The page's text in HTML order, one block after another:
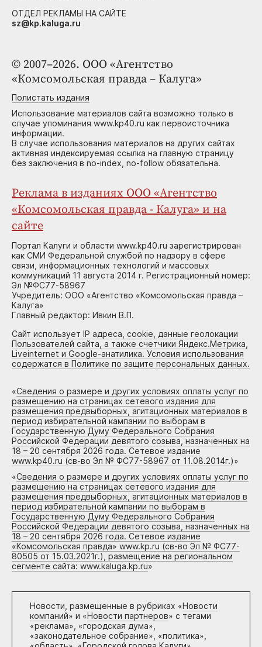
© 2007–2026. ООО «Агентство
«Комсомольская правда – Калуга»
Полистать издания
Использование материалов сайта возможно только в
случае упоминания www.kp40.ru как первоисточника
информации.
В случае использования материалов на других сайтах
активная индексируемая ссылка на главную страницу
без заключения в no-index, no-follow обязательна.
Реклама в изданиях ООО «Агентство
«Комсомольская правда - Калуга» и на
сайте
Портал Калуги и области www.kp40.ru зарегистрирован
как СМИ Федеральной службой по надзору в сфере
связи, информационных технологий и массовых
коммуникаций 11 августа 2014 г. Регистрационный номер:
Эл №ФС77-58967
Учредитель: ООО «Агентство «Комсомольская правда –
Калуга»
Главный редактор: Ивкин В.П.
Сайт использует IP адреса, cookie, данные геолокации
Пользователей сайта, а также счетчики Яндекс.Метрика,
Liveinternet и Google-анатилика. Условия использования
содержатся в Политике по защите персональных данных.
«Сведения о размере и других условиях оплаты услуг по
размещению на страницах сетевого издания для
размещения предвыборных, агитационных материалов в
период избирательной кампании по выборам в
Государственную Думу Федерального Собрания
Российской Федерации девятого созыва, назначенных на
18 – 20 сентября 2026 года. Сетевое издание
www.kp40.ru (св-во Эл № ФС77-58967 от 11.08.2014г.)»
«Сведения о размере и других условиях оплаты услуг по
размещению на страницах сетевого издания для
размещения предвыборных, агитационных материалов в
период избирательной кампании по выборам в
Государственную Думу Федерального Собрания
Российской Федерации девятого созыва, назначенных на
18 – 20 сентября 2026 года. Сетевое издание
«Комсомольская правда» www.kp.ru (св-во Эл № ФС77-
80505 от 15.03.2021г.), размещение на региональном
сегменте сайта: www.kaluga.kp.ru»
Новости, размещенные в рубриках «Новости
компаний» и «Новости партнеров» с тегами
«реклама», «городская дума»,
«законодательное собрание», «политика»,
ОТДЕЛ РЕКЛАМЫ НА САЙТЕ
sz@kp.kaluga.ru